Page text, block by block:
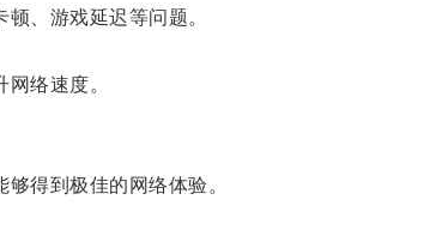
、游戏延迟等问题。
络速度。
得到极佳的网络体验。